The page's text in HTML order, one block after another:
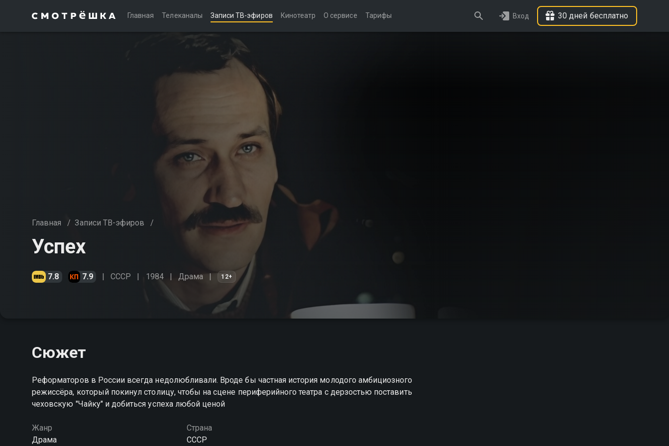
Главная Телеканалы Записи ТВ-эфиров Кинотеатр О сервисе Тарифы Вход 30 дней бесплатно
Главная / Записи ТВ-эфиров /
Успех
7.8 7.9 СССР 1984 Драма 12+
Сюжет
Реформаторов в России всегда недолюбливали. Вроде бы частная история молодого амбициозного
режиссёра, который покинул столицу, чтобы на сцене периферийного театра с дерзостью поставить
чеховскую "Чайку" и добиться успеха любой ценой
Жанр
Драма
Страна
СССР